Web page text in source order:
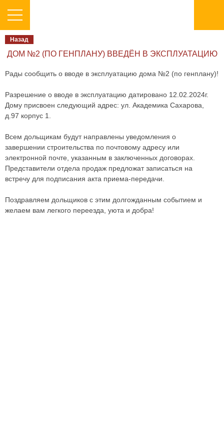
Назад
ДОМ №2 (ПО ГЕНПЛАНУ) ВВЕДЁН В ЭКСПЛУАТАЦИЮ
Рады сообщить о вводе в эксплуатацию дома №2 (по генплану)!
Разрешение о вводе в эксплуатацию датировано 12.02.2024г.
Дому присвоен следующий адрес: ул. Академика Сахарова,
д.97 корпус 1.
Всем дольщикам будут направлены уведомления о
завершении строительства по почтовому адресу или
электронной почте, указанным в заключенных договорах.
Представители отдела продаж предложат записаться на
встречу для подписания акта приема-передачи.
Поздравляем дольщиков с этим долгожданным событием и
желаем вам легкого переезда, уюта и добра!